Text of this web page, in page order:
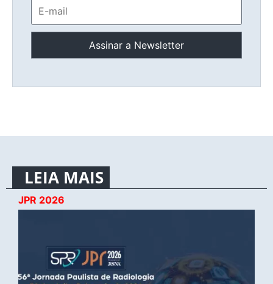
LEIA MAIS
JPR 2026